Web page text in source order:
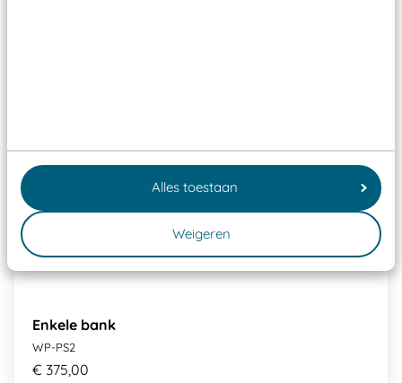
Alles toestaan
Weigeren
Enkele bank
WP-PS2
€ 375,00